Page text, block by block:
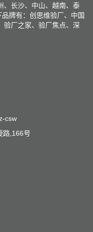
、长沙、中山、越南、泰
牌有：创思维验厂、中国
验厂之家、验厂焦点、深
csw
路,166号